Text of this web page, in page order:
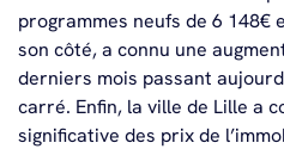
programmes neufs de 6 148€
son côté, a connu une
derniers mois passant
carré. Enfin, la ville de Lille a
significative des prix de